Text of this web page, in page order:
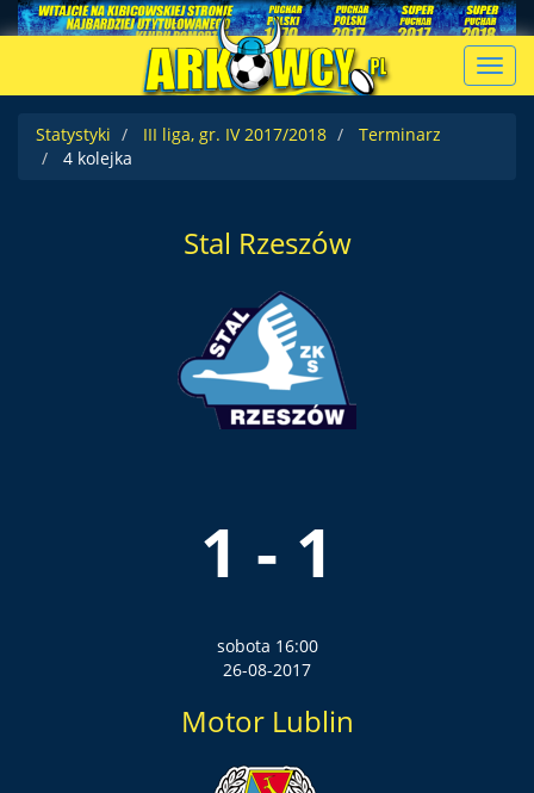
Statystyki
III liga, gr. IV 2017/2018
Terminarz
4 kolejka
Stal Rzeszów
1 - 1
sobota 16:00
26-08-2017
Motor Lublin